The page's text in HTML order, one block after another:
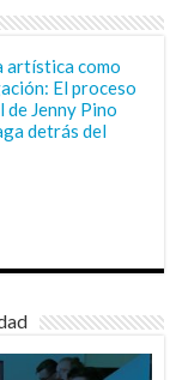
artística como
El proceso
Jenny Pino
detrás del